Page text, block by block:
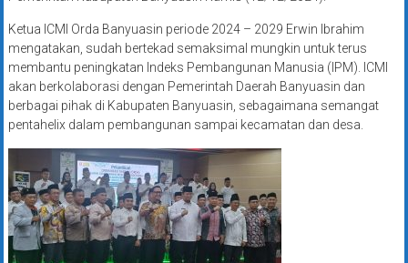
Ketua ICMI Orda Banyuasin periode 2024 – 2029 Erwin Ibrahim
mengatakan, sudah bertekad semaksimal mungkin untuk terus
membantu peningkatan Indeks Pembangunan Manusia (IPM). ICMI
akan berkolaborasi dengan Pemerintah Daerah Banyuasin dan
berbagai pihak di Kabupaten Banyuasin, sebagaimana semangat
pentahelix dalam pembangunan sampai kecamatan dan desa.